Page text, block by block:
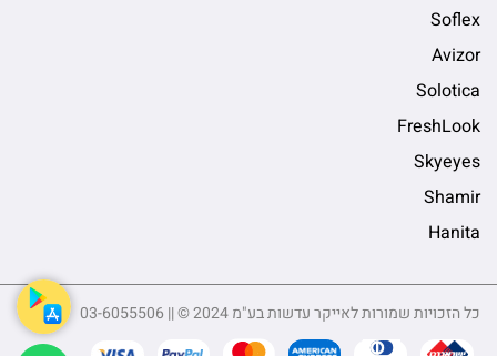
Soflex
Avizor
Solotica
FreshLook
Skyeyes
Shamir
Hanita
כל הזכויות שמורות לאייקר עדשות בע"מ 2024 © || 03-6055506